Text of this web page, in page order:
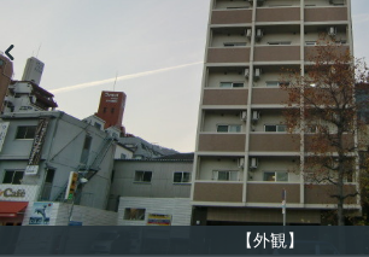
【外観】